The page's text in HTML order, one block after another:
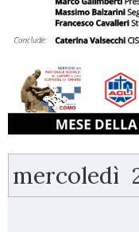
mercoledì